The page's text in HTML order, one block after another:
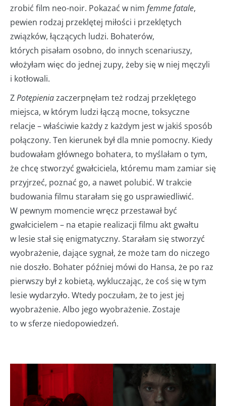
zrobić film neo-noir. Pokazać w nim femme fatale,
pewien rodzaj przeklętej miłości i przeklętych
związków, łączących ludzi. Bohaterów,
których pisałam osobno, do innych scenariuszy,
włożyłam więc do jednej zupy, żeby się w niej męczyli
i kotłowali.
ZPotępieniazaczerpnęłam też rodzaj przeklętego
miejsca, w którym ludzi łączą mocne, toksyczne
relacje – właściwie każdy z każdym jest w jakiś sposób
połączony. Ten kierunek był dla mnie pomocny. Kiedy
budowałam głównego bohatera, to myślałam o tym,
że chcę stworzyć gwałciciela, któremu mam zamiar się
przyjrzeć, poznać go, a nawet polubić. W trakcie
budowania filmu starałam się go usprawiedliwić.
W pewnym momencie wręcz przestawał być
gwałcicielem – na etapie realizacji filmu akt gwałtu
w lesie stał się enigmatyczny. Starałam się stworzyć
wyobrażenie, dające sygnał, że może tam do niczego
nie doszło. Bohater później mówi do Hansa, że po raz
pierwszy był z kobietą, wykluczając, że coś się w tym
lesie wydarzyło. Wtedy poczułam, że to jest jej
wyobrażenie. Albo jego wyobrażenie. Zostaje
to w sferze niedopowiedzeń.